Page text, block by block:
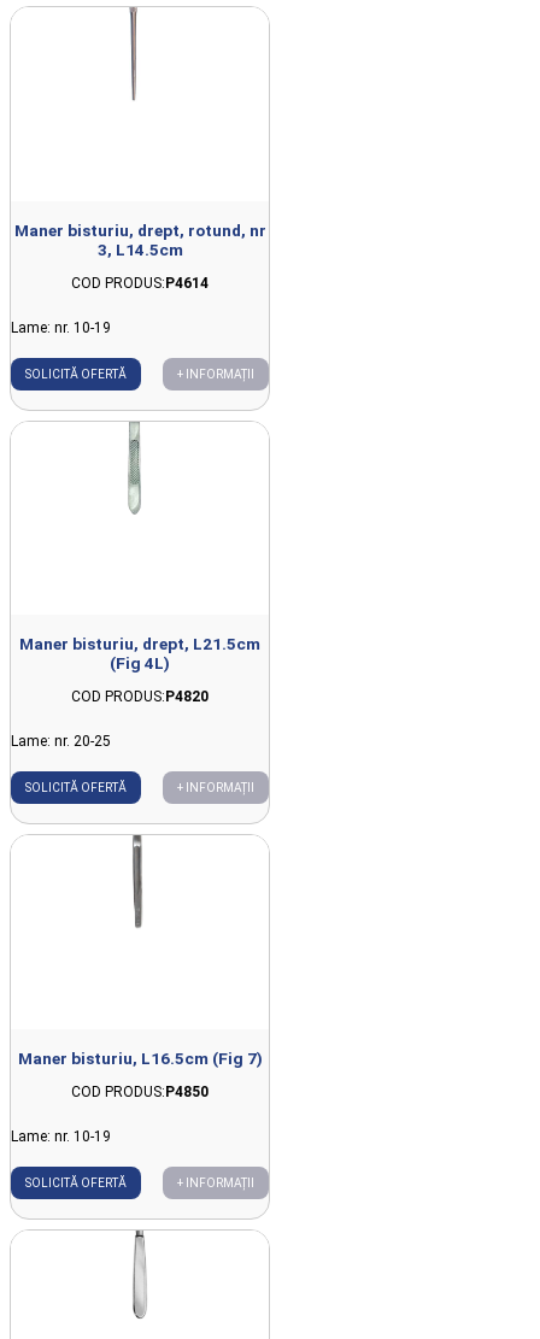
Maner bisturiu, drept, rotund, nr
3, L14.5cm
COD PRODUS:P4614
Lame: nr. 10-19
SOLICITĂ OFERTĂ + INFORMAȚII
Maner bisturiu, drept, L21.5cm
(Fig 4L)
COD PRODUS: P4820
Lame: nr. 20-25
SOLICITĂ OFERTĂ + INFORMAȚII
Maner bisturiu, L16.5cm (Fig 7)
COD PRODUS:P4850
Lame: nr. 10-19
SOLICITĂ OFERTĂ + INFORMAȚII